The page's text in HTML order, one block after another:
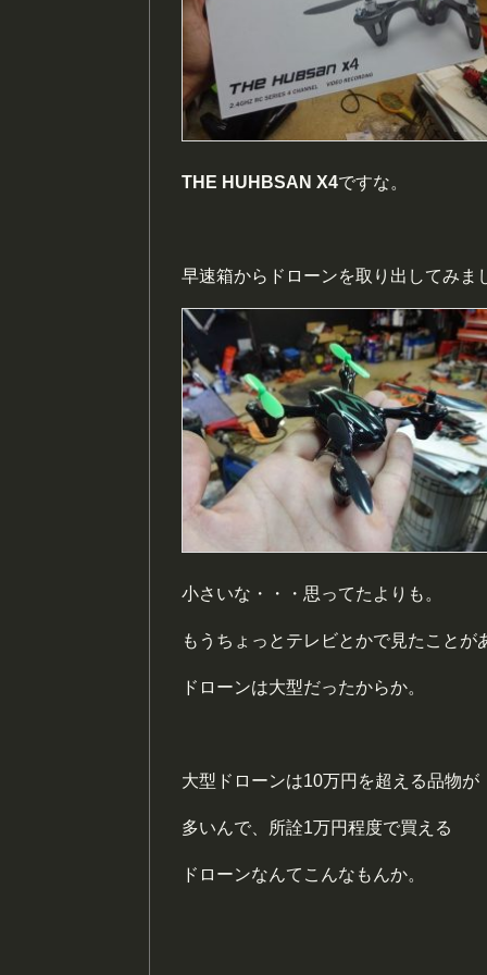
THE HUHBSAN X4ですな。
早速箱からドローンを取り出してみま
小さいな・・・思ってたよりも。
もうちょっとテレビとかで見たことが
ドローンは大型だったからか。
大型ドローンは10万円を超える品物が
多いんで、所詮1万円程度で買える
ドローンなんてこんなもんか。